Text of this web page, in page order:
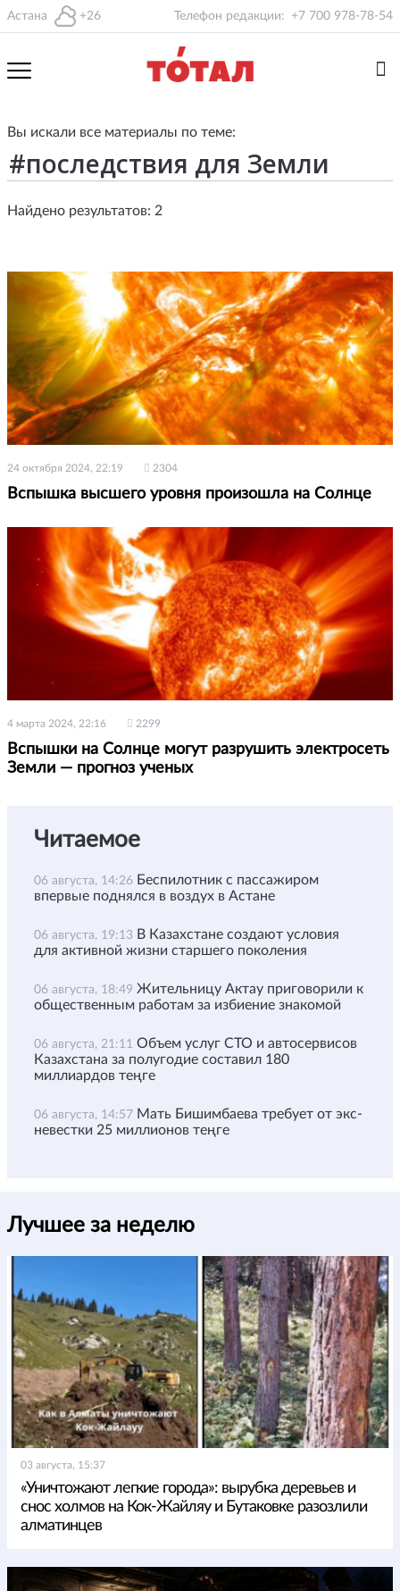
Астана +26 Телефон редакции: +7 700 978-78-54
Вы искали все материалы по теме:
Найдено результатов: 2
24 октября 2024, 22:19 2304
Вспышка высшего уровня произошла на Солнце
4 марта 2024, 22:16 2299
Вспышки на Солнце могут разрушить электросеть
Земли — прогноз ученых
Читаемое
06 августа, 14:26 Беспилотник с пассажиром
впервые поднялся в воздух в Астане
06 августа, 19:13 В Казахстане создают условия
для активной жизни старшего поколения
06 августа, 18:49 Жительницу Актау приговорили к
общественным работам за избиение знакомой
06 августа, 21:11 Объем услуг СТО и автосервисов
Казахстана за полугодие составил 180
миллиардов теңге
06 августа, 14:57 Мать Бишимбаева требует от экс-
невестки 25 миллионов теңге
Лучшее за неделю
03 августа, 15:37
«Уничтожают легкие города»: вырубка деревьев и
снос холмов на Кок-Жайляу и Бутаковке разозлили
алматинцев